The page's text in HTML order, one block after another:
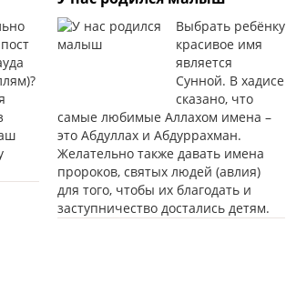
Выбрать ребёнку
красивое имя
является
Сунной. В хадисе
сказано, что
самые любимые Аллахом имена –
это Абдуллах и Абдуррахман.
Желательно также давать имена
пророков, святых людей (авлия)
для того, чтобы их благодать и
заступничество достались детям.